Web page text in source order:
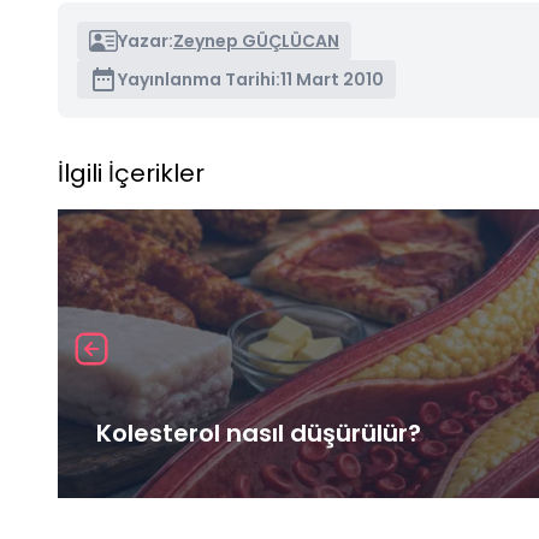
Yazar:Zeynep GÜÇLÜCAN
Yayınlanma Tarihi:11 Mart 2010
İlgili İçerikler
Kolesterol nasıl düşürülür?